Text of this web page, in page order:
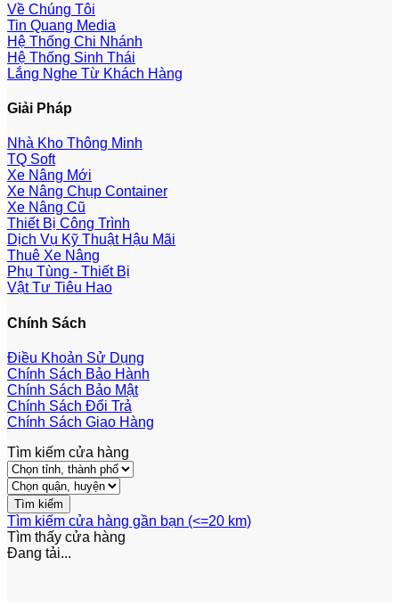
Về Chúng Tôi
Tin Quang Media
Hệ Thống Chi Nhánh
Hệ Thống Sinh Thái
Lắng Nghe Từ Khách Hàng
Giải Pháp
Nhà Kho Thông Minh
TQ Soft
Xe Nâng Mới
Xe Nâng Chụp Container
Xe Nâng Cũ
Thiết Bị Công Trình
Dịch Vụ Kỹ Thuật Hậu Mãi
Thuê Xe Nâng
Phụ Tùng - Thiết Bị
Vật Tư Tiêu Hao
Chính Sách
Điều Khoản Sử Dụng
Chính Sách Bảo Hành
Chính Sách Bảo Mật
Chính Sách Đổi Trả
Chính Sách Giao Hàng
Tìm kiếm cửa hàng
Tìm kiếm cửa hàng gần bạn (<=20 km)
Tìm thấy cửa hàng
Đang tải...